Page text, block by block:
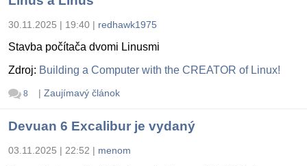
30.11.2025 | 19:40 | redhawk1975
Stavba počítača dvomi Linusmi
Zdroj: Building a Computer with the CREATOR of Linux!
8 | Zaujímavý článok
Devuan 6 Excalibur je vydaný
03.11.2025 | 22:52 | menom